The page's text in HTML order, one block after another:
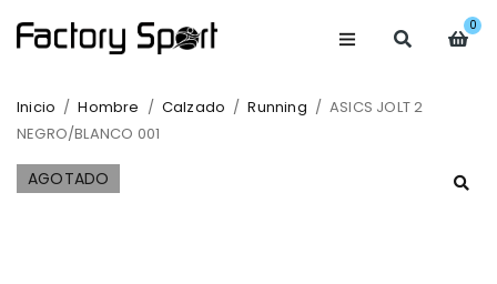
0
Inicio / Hombre / Calzado / Running / ASICS JOLT 2
NEGRO/BLANCO 001
AGOTADO